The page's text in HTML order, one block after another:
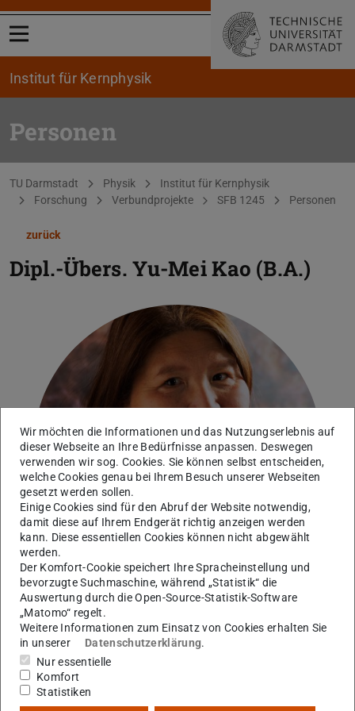
Menü öffnen
Institut für Kernphysik
Personen
Sie befinden sich hier:
TU Darmstadt Physik
Institut für Kernphysik
Forschung
Verbundprojekte SFB 1245 Personen
zurück
Dipl.-Übers. Yu-Mei Kao (B.A.)
Bild: Katrin Binner
Arbeitsgebiet(e)
Kontakt
Wir möchten die Informationen und das Nutzungserlebnis auf
dieser Webseite an Ihre Bedürfnisse anpassen. Deswegen
verwenden wir sog. Cookies. Sie können selbst entscheiden,
welche Cookies genau bei Ihrem Besuch unserer Webseiten
gesetzt werden sollen.
Einige Cookies sind für den Abruf der Website notwendig,
damit diese auf Ihrem Endgerät richtig anzeigen werden
kann. Diese essentiellen Cookies können nicht abgewählt
werden.
Der Komfort-Cookie speichert Ihre Spracheinstellung und
bevorzugte Suchmaschine, während „Statistik“ die
Auswertung durch die Open-Source-Statistik-Software
„Matomo“ regelt.
Weitere Informationen zum Einsatz von Cookies erhalten Sie
in unserer
Datenschutzerklärung.
Nur essentielle
Komfort
Statistiken